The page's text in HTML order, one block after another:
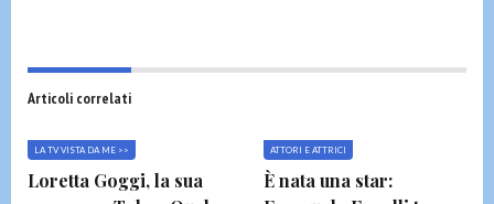
Articoli correlati
LA TV VISTA DA ME >>
Loretta Goggi, la sua
ATTORI E ATTRICI
È nata una star: